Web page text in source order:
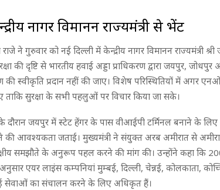
नागर विमानन राज्यमंत्री से भेंट
राजे ने गुरुवार को नई दिल्ली में केन्द्रीय नागर विमानन राज्यमंत्री
की दृष्टि से भारतीय हवाई अड्डा प्राधिकरण द्वारा जयपुर,
की स्वीकृति प्रदान नहीं की जाए। विशेष परिस्थितियों में अगर
ताकि सुरक्षा के सभी पहलुओं पर विचार किया जा सके।
दौरान जयपुर में स्टेट हेंगर के पास वीआईपी टर्मिनल बनाने के लिए
आवश्यकता जताई। मुख्यमंत्री ने संयुक्त अरब अमीरात से
समझौते के अनुरूप पहल करने की मांग की। उन्होंने कहा कि
एयर लाइंस कम्पनियां मुम्बई, दिल्ली, चेन्नई, कोलकाता,
सेवाओं का संचालन करने के लिए अधिकृत हैं।